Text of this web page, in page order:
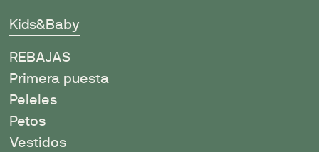
Kids&Baby
REBAJAS
Primera puesta
Peleles
Petos
Vestidos